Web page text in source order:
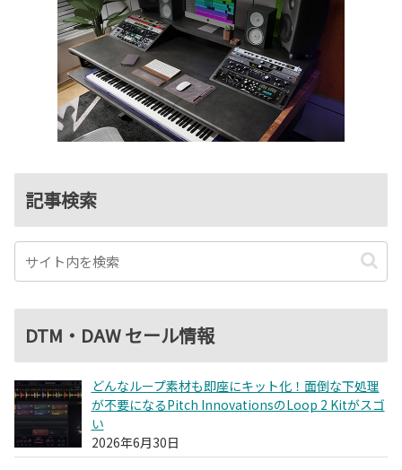
記事検索
DTM・DAW セール情報
どんなループ素材も即座にキット化！面倒な下処理
が不要になるPitch InnovationsのLoop 2 Kitがスゴ
い
2026年6月30日